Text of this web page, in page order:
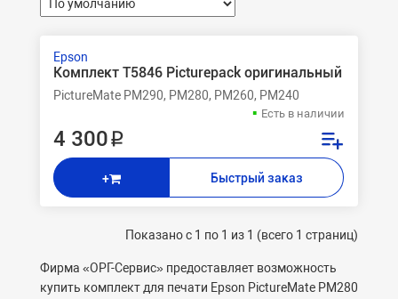
Epson
Комплект T5846 Picturepack оригинальный
PictureMate PM290, PM280, PM260, PM240
Есть в наличии
4 300 ₽
+ Быстрый заказ
Показано с 1 по 1 из 1 (всего 1 страниц)
Фирма «ОРГ-Сервис» предоставляет возможность
купить комплект для печати Epson PictureMate PM280